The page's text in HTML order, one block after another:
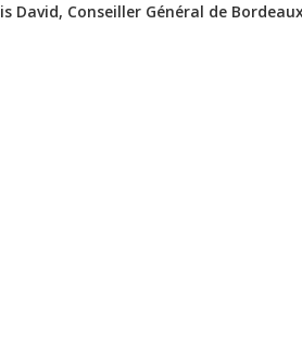
David, Conseiller Général de